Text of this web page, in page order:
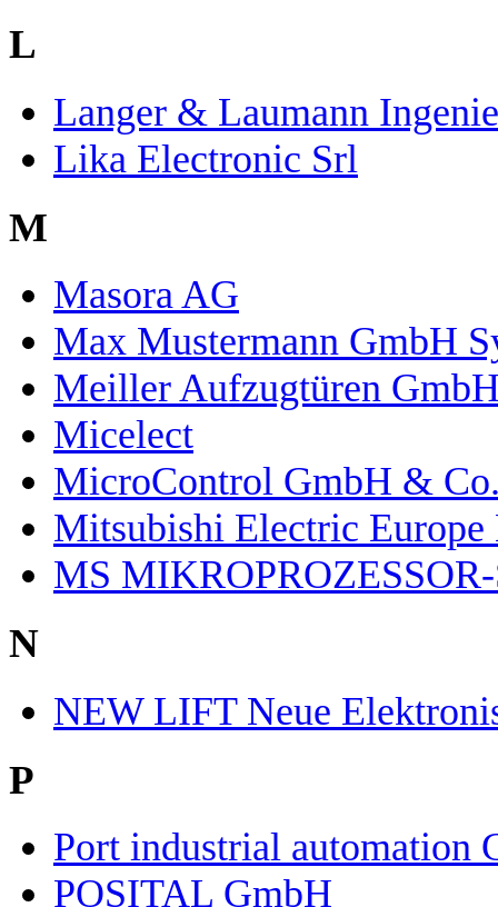
L
Langer & Laumann
Lika Electronic Srl
M
Masora AG
Max Mustermann GmbH
Meiller Aufzugtüren
Micelect
MicroControl GmbH &
Mitsubishi Electric
MS
N
NEW LIFT Neue
P
Port industrial automation
POSITAL GmbH